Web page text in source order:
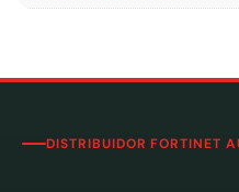
DISTRIBUIDOR FORTINET